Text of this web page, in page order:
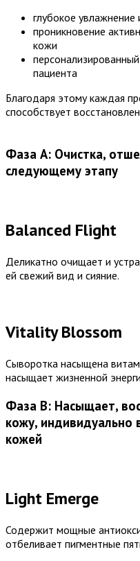
глубокое увлажнение
проникновение
кожи
пациента
Благодаря этому каждая
способствует
Фаза А: Очистка,
следующему этапу
Balanced Flight
Деликатно очищает и
ей свежий вид и сияние.
Vitality Blossom
Сыворотка насыщена
насыщает жизненной
Фаза В: Насыщает,
кожу, индивидуально
кожей
Light Emerge
Содержит мощные
отбеливает пигментные